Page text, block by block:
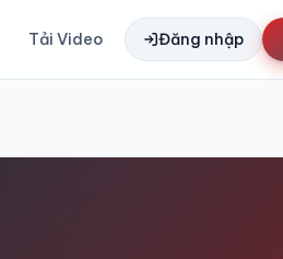
Tải Video Đăng nhập